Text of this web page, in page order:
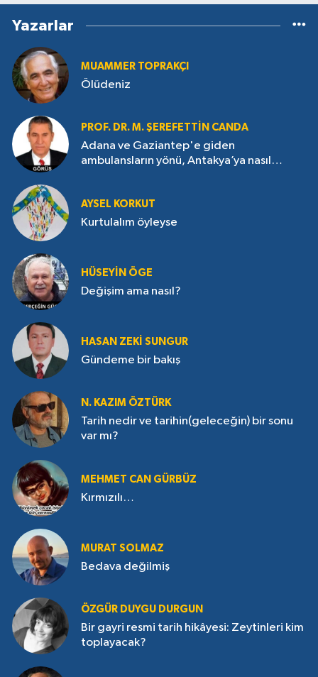
Yazarlar
MUAMMER TOPRAKÇI
Ölüdeniz
PROF. DR. M. ŞEREFETTIN CANDA
Adana ve Gaziantep'e giden
ambulansların yönü, Antakya’ya nasıl
AYSEL KORKUT
Kurtulalım öyleyse
HÜSEYIN ÖGE
Değişim ama nasıl?
HASAN ZEKI SUNGUR
Gündeme bir bakış
N. KAZIM ÖZTÜRK
Tarih nedir ve tarihin(geleceğin) bir sonu
var mı?
MEHMET CAN GÜRBÜZ
Kırmızılı…
MURAT SOLMAZ
Bedava değilmiş
ÖZGÜR DUYGU DURGUN
Bir gayri resmi tarih hikâyesi: Zeytinleri kim
toplayacak?